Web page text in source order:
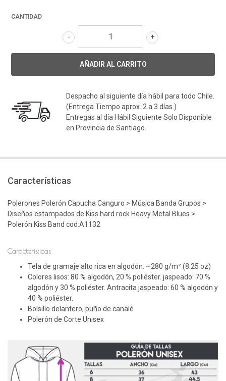
CANTIDAD
+
-
Despacho al siguiente día hábil para todo Chile.
(Entrega Tiempo aprox. 2 a 3 días.)
Entregas al día Hábil Siguiente Solo Disponible
en Provincia de Santiago.
Características
Polerones Polerón Capucha Canguro > Música Banda Grupos >
Diseños estampados de Kiss hard rock Heavy Metal Blues >
Polerón Kiss Band cod:A1132
Características
Tela de gramaje alto rica en algodón: ~280 g/m² (8.25 oz)
Colores lisos: 80 % algodón, 20 % poliéster. jaspeado: 70 %
algodón y 30 % poliéster. Antracita jaspeado: 60 % algodón y
40 % poliéster.
Bolsillo delantero, puño de canalé
Polerón de Corte Unisex